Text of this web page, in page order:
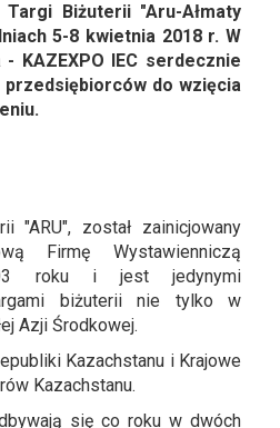
Biżuterii "Aru-Ałmaty
5-8 kwietnia 2018 r. W
KAZEXPO IEC serdecznie
do wzięcia
"ARU", został zainicjowany
Firmę Wystawienniczą
roku i jest jedynymi
biżuterii nie tylko w
Azji Środkowej.
Kazachstanu i Krajowe
Kazachstanu.
się co roku w dwóch